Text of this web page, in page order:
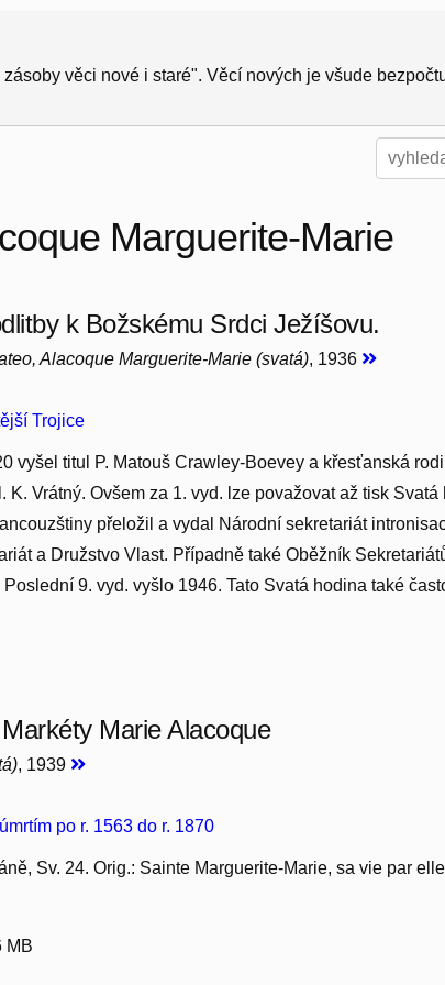
věci nové i staré". Věcí nových je všude
Marguerite-Marie
k Božskému Srdci Ježíšovu.
Alacoque Marguerite-Marie (svatá), 1936
Trojice
vyšel titul P. Matouš Crawley-Boevey a křesťanská
K. Vrátný. Ovšem za 1. vyd. lze považovat až tisk
přeložil a vydal Národní sekretariát
a Družstvo Vlast. Případně také Oběžník
9. vyd. vyšlo 1946. Tato Svatá hodina také
Marie Alacoque
, 1939
po r. 1563 do r. 1870
Sv. 24. Orig.: Sainte Marguerite-Marie, sa vie par
MB